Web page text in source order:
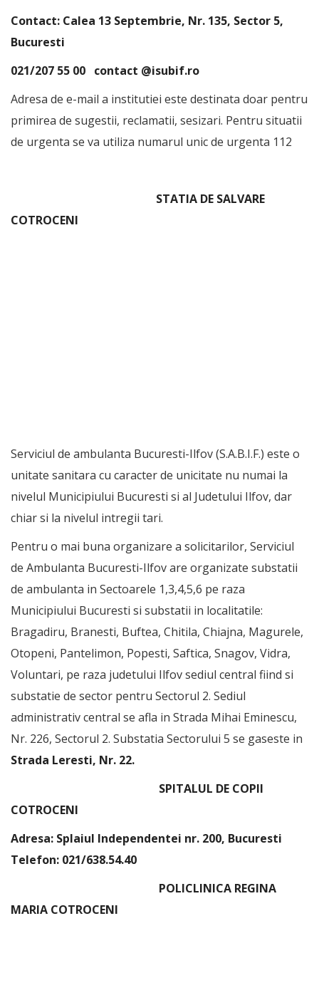
Contact: Calea 13 Septembrie, Nr. 135, Sector 5,
Bucuresti
021/207 55 00 contact @isubif.ro
Adresa de e-mail a institutiei este destinata doar pentru
primirea de sugestii, reclamatii, sesizari. Pentru situatii
de urgenta se va utiliza numarul unic de urgenta 112
STATIA DE SALVARE
COTROCENI
Serviciul de ambulanta Bucuresti-Ilfov (S.A.B.I.F.) este o
unitate sanitara cu caracter de unicitate nu numai la
nivelul Municipiului Bucuresti si al Judetului Ilfov, dar
chiar si la nivelul intregii tari.
Pentru o mai buna organizare a solicitarilor, Serviciul
de Ambulanta Bucuresti-Ilfov are organizate substatii
de ambulanta in Sectoarele 1,3,4,5,6 pe raza
Municipiului Bucuresti si substatii in localitatile:
Bragadiru, Branesti, Buftea, Chitila, Chiajna, Magurele,
Otopeni, Pantelimon, Popesti, Saftica, Snagov, Vidra,
Voluntari, pe raza judetului Ilfov sediul central fiind si
substatie de sector pentru Sectorul 2. Sediul
administrativ central se afla in Strada Mihai Eminescu,
Nr. 226, Sectorul 2. Substatia Sectorului 5 se gaseste in
Strada Leresti, Nr. 22.
SPITALUL DE COPII
COTROCENI
Adresa: Splaiul Independentei nr. 200, Bucuresti
Telefon: 021/638.54.40
POLICLINICA REGINA
MARIA COTROCENI